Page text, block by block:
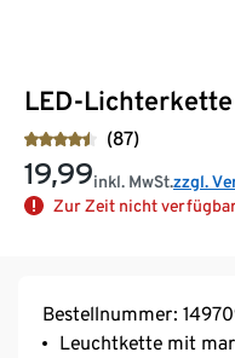
LED-
(87)
19,99inkl. MwSt.zzgl.
Zur Zeit nicht
Bestellnummer:
Leuchtkette mit